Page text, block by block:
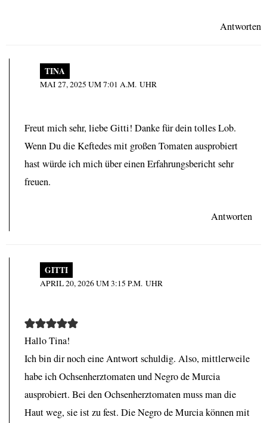
Antworten
TINA
MAI 27, 2025 UM 7:01 A.M. UHR
Freut mich sehr, liebe Gitti! Danke für dein tolles Lob.
Wenn Du die Keftedes mit großen Tomaten ausprobiert
hast würde ich mich über einen Erfahrungsbericht sehr
freuen.
Antworten
GITTI
APRIL 20, 2026 UM 3:15 P.M. UHR
Hallo Tina!
Ich bin dir noch eine Antwort schuldig. Also, mittlerweile
habe ich Ochsenherztomaten und Negro de Murcia
ausprobiert. Bei den Ochsenherztomaten muss man die
Haut weg, sie ist zu fest. Die Negro de Murcia können mit